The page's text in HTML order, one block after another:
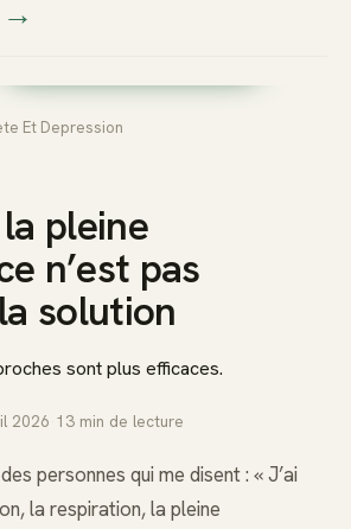
Prendre rendez-vous dès
Et Depression
pleine
n’est pas
solution
sont plus efficaces.
2026 13 min de lecture
personnes qui me disent : « J’ai
la respiration, la pleine